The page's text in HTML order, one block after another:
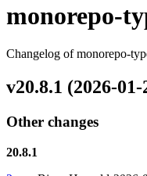
monorepo-
Changelog of monorepo-
v20.8.1 (2026-01-
Other changes
20.8.1